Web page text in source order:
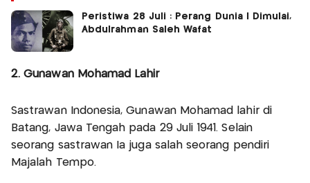
Peristiwa 28 Juli : Perang Dunia I Dimulai,
Abdulrahman Saleh Wafat
2. Gunawan Mohamad Lahir
Sastrawan Indonesia, Gunawan Mohamad lahir di
Batang, Jawa Tengah pada 29 Juli 1941. Selain
seorang sastrawan Ia juga salah seorang pendiri
Majalah Tempo.